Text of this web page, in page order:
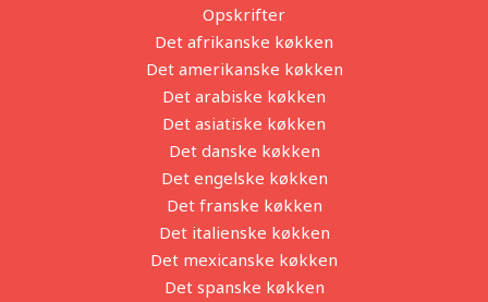
Opskrifter
Det afrikanske køkken
Det amerikanske køkken
Det arabiske køkken
Det asiatiske køkken
Det danske køkken
Det engelske køkken
Det franske køkken
Det italienske køkken
Det mexicanske køkken
Det spanske køkken